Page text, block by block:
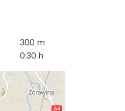
300 m
0:30 h